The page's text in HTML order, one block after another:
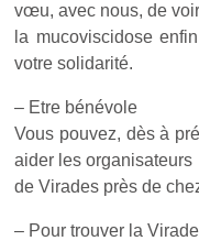
vœu, avec nous, de voir
la mucoviscidose
votre solidarité.
– Etre bénévole
Vous pouvez, dès à
aider les organisateurs
de Virades près de
– Pour trouver la